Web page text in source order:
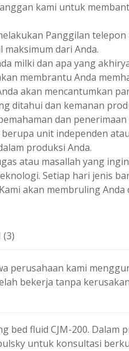
kami untuk
Panggilan
dari Anda.
milki dan apa yang
membrantu Anda
akan mencantumkan
ditahui dan kemanan
dan
unit independen
produksi Anda.
atau masallah yang
Setiap hari jenis
akan membruling
(3)
perusahaan kami
bekerja tanpa
bed fluid CJM-200.
untuk konsultasi